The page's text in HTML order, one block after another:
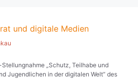
und digitale Medien
„Schutz, Teilhabe und
Jugendlichen in der digitalen Welt“ des